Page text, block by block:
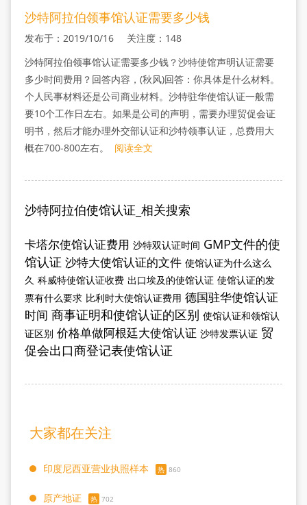
沙特阿拉伯领事馆认证需要多少钱
发布于：2019/10/16 关注度：148
沙特阿拉伯领事馆认证需要多少钱？沙特使馆声明认证需要
多少时间费用？回答内容，(秋风)回答：你具体是什么材料。
个人民事材料还是公司商业材料。沙特驻华使馆认证一般需
要10个工作日左右。如果是公司的声明，需要办理贸促会证
明书，然后才能办理外交部认证和沙特领事认证，总费用大
概在700-800左右。
阅读全文
沙特阿拉伯使馆认证_相关搜索
卡塔尔使馆认证费用 沙特双认证时间 GMP文件的使
馆认证 沙特大使馆认证的文件 使馆认证为什么这么
久 科威特使馆认证收费 出口埃及的使馆认证 使馆认证的发
票有什么要求 比利时大使馆认证费用 德国驻华使馆认证
时间 商事证明和使馆认证的区别 使馆认证和领馆认
证区别 价格单做阿根廷大使馆认证 沙特发票认证 贸
促会出口商登记表使馆认证
大家都在关注
印度尼西亚营业执照样本 热 860
原产地证 热 702